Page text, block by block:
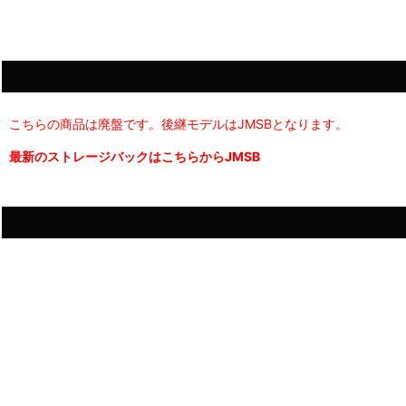
こちらの商品は廃盤です。後継モデルはJMSBとなります。
最新のストレージバックはこちらからJMSB